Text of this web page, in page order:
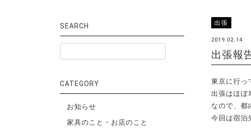
出張
2019.02.14
出張報
東京に行っ
出張はほぼ
なので、都
今回は宿泊
SEARCH
CATEGORY
お知らせ
家具のこと・お店のこと